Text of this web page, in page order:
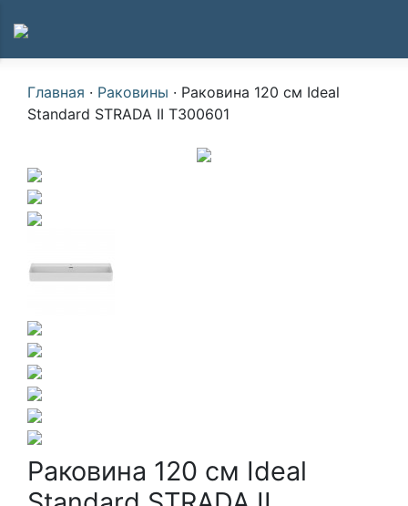
Главная · Раковины · Раковина 120 см Ideal
Standard STRADA II T300601
Раковина 120 см Ideal